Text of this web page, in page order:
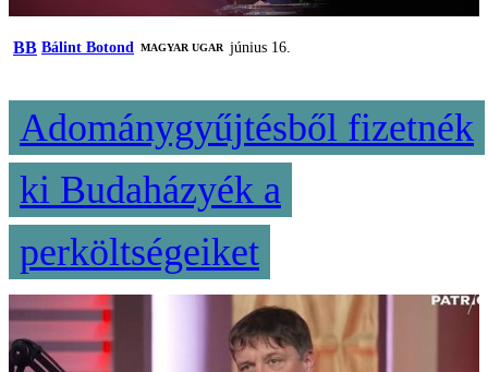
BB Bálint Botond MAGYAR UGAR június 16.
Adománygyűjtésből fizetnék
ki Budaházyék a
perköltségeiket